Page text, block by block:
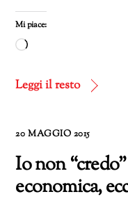
Mi piace:
Caricamento
corso…
Leggi il resto
20 MAGGIO 2015
Io non
economica,